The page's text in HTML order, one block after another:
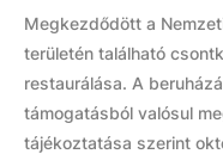
Megkezdődött a
területén található
restaurálása. A
támogatásból valósul
tájékoztatása szerint